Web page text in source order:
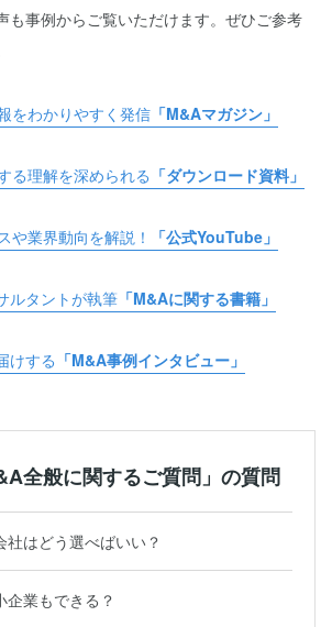
も事例からご覧いただけます。ぜひご参考
をわかりやすく発信 「M&Aマガジン」
る理解を深められる 「ダウンロード資料」
や業界動向を解説！ 「公式YouTube」
ルタントが執筆 「M&Aに関する書籍」
けする 「M&A事例インタビュー」
全般に関するご質問」の質問
社はどう選べばいい？
企業もできる？